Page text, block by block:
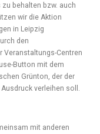
behalten bzw. auch
wir die Aktion
in Leipzig
den
Veranstaltungs-Centren
Button mit dem
Grünton, der der
verleihen soll.
mit anderen